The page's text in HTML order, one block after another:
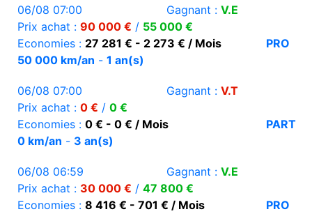
06/08 07:00 Gagnant : V.E
Prix achat : 90 000 € / 55 000 €
Economies : 27 281 € - 2 273 € / Mois
PRO
50 000 km/an - 1 an(s)
06/08 07:00 Gagnant : V.T
Prix achat : 0 € / 0 €
Economies : 0 € - 0 € / Mois
PART
0 km/an - 3 an(s)
06/08 06:59 Gagnant : V.E
Prix achat : 30 000 € / 47 800 €
Economies : 8 416 € - 701 € / Mois
PRO